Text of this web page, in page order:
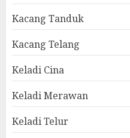
Kacang Tanduk
Kacang Telang
Keladi Cina
Keladi Merawan
Keladi Telur